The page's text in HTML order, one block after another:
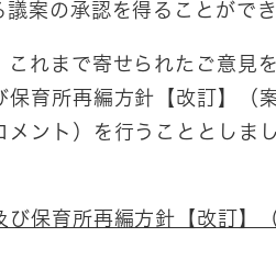
議案の承認を得ることがで
れまで寄せられたご意見
保育所再編方針【改訂】（
ント）を行うこととしまし
び保育所再編方針【改訂】